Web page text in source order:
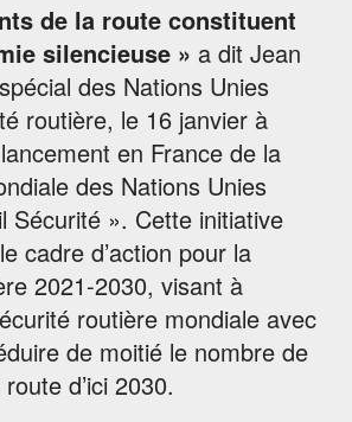
de la route constituent
silencieuse » a dit Jean
des Nations Unies
routière, le 16 janvier à
en France de la
des Nations Unies
Sécurité ». Cette initiative
cadre d’action pour la
2021-2030, visant à
routière mondiale avec
de moitié le nombre de
d’ici 2030.